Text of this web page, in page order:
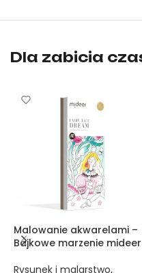
Naklejki na paznokcie
Naklejki na paznokcie
Dla zabicia
Malowanie akwarelami –
Bajkowe marzenie mideer
Rysunek i malarstwo,